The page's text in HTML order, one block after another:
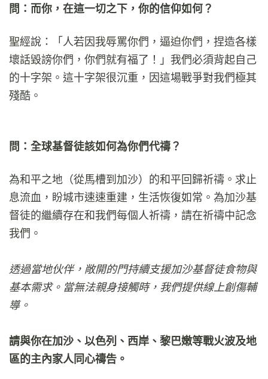
問：而你，在這一切之下，你的信仰如何？
聖經說：「人若因我辱罵你們，逼迫你們，捏造各樣
壞話毀謗你們，你們就有福了！」我們必須背起自己
的十字架。這十字架很沉重，因這場戰爭對我們極其
殘酷。
問：全球基督徒該如何為你們代禱？
為和平之地（從馬槽到加沙）的和平回歸祈禱。求止
息流血，盼城市速速重建，生活恢復如常。為加沙基
督徒的繼續存在和我們每個人祈禱，請在祈禱中記念
我們。
透過當地伙伴，敞開的門持續支援加沙基督徒食物與
基本需求。當無法親身接觸時，我們提供線上創傷輔
導。
請與你在加沙、以色列、西岸、黎巴嫩等戰火波及地
區的主內家人同心禱告。